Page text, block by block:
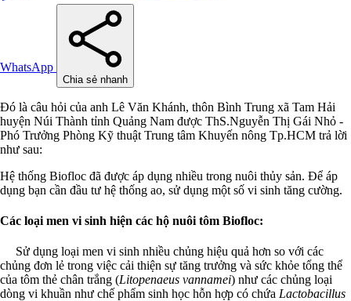
WhatsApp
Chia sẻ nhanh
Đó là câu hỏi của anh Lê Văn Khánh, thôn Bình Trung xã Tam Hải
huyện Núi Thành tỉnh Quảng Nam được ThS.Nguyễn Thị Gái Nhỏ -
Phó Trưởng Phòng Kỹ thuật Trung tâm Khuyến nông Tp.HCM trả lời
như sau:
Hệ thống Biofloc đã được áp dụng nhiều trong nuôi thủy sản. Để áp
dụng bạn cần đầu tư hệ thống ao, sử dụng một số vi sinh tăng cường.
Các loại men vi sinh hiện các hộ nuôi tôm Biofloc:
Sử dụng loại men vi sinh nhiều chủng hiệu quả hơn so với các
chủng đơn lẻ trong việc cải thiện sự tăng trưởng và sức khỏe tổng thể
của tôm thẻ chân trắng (Litopenaeus vannamei) như các chủng loại
dòng vi khuần như chế phẩm sinh học hỗn hợp có chứa Lactobacillus